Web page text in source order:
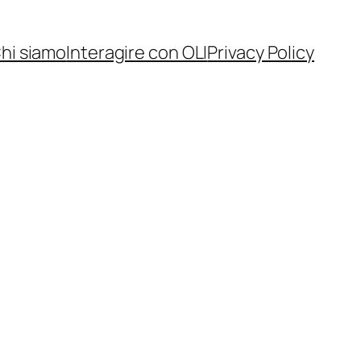
siamoInteragire con OLIPrivacy Policy